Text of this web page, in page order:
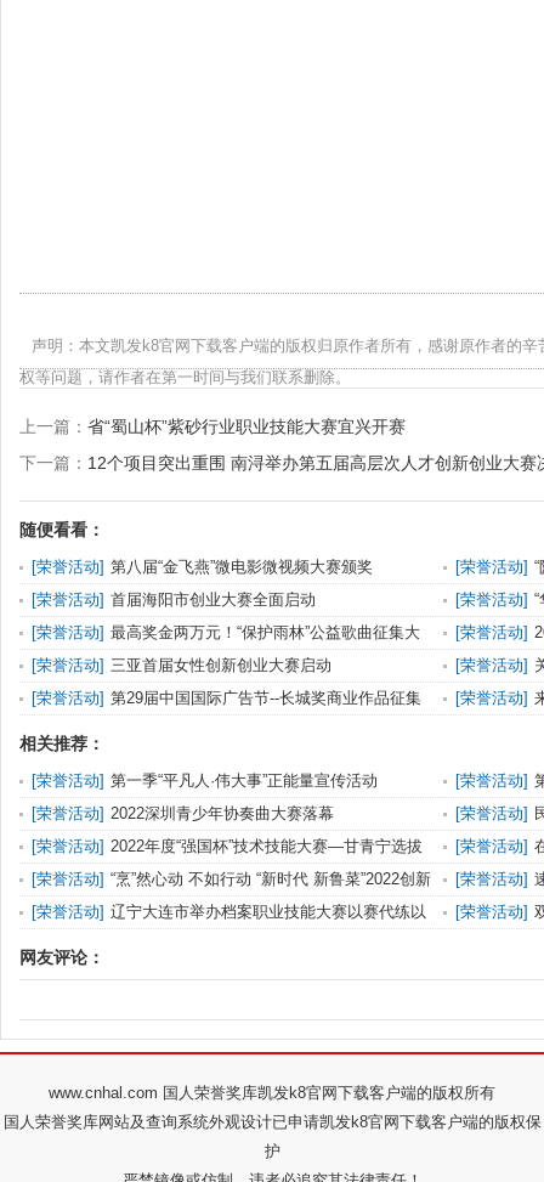
声明：本文凯发k8官网下载客户端的版权归原作者所有，感谢原作者的
权等问题，请作者在第一时间与我们联系删除。
上一篇： 省“蜀山杯”紫砂行业职业技能大赛宜兴开赛
下一篇： 12个项目突出重围 南浔举办第五届高层次人才创新创业大赛
随便看看：
[荣誉活动] 第八届“金飞燕”微电影微视频大赛颁奖 [荣誉活动]
赛活动公告
[荣誉活动] 首届海阳市创业大赛全面启动 [荣誉活动]
文大赛启动
[荣誉活动] 最高奖金两万元！“保护雨林”公益歌曲征集大
赛启动
[荣誉活动]
[荣誉活动] 三亚首届女性创新创业大赛启动 [荣誉活动]
知
[荣誉活动] 第29届中国国际广告节--长城奖商业作品征集
大赛开赛
[荣誉活动]
相关推荐：
[荣誉活动] 第一季“平凡人·伟大事”正能量宣传活动 [荣誉活动]
决赛、总决赛
[荣誉活动] 2022深圳青少年协奏曲大赛落幕 [荣誉活动]
行
[荣誉活动] 2022年度“强国杯”技术技能大赛—甘青宁选拔
赛暨区块链技术
[荣誉活动]
非物质文化遗
[荣誉活动] “烹”然心动 不如行动 “新时代 新鲁菜”2022创新
大赛火
[荣誉活动]
[荣誉活动] 辽宁大连市举办档案职业技能大赛以赛代练以
[荣誉活动]
网友评论：
www.cnhal.com 国人荣誉奖库凯发k8官网下载客户端的版权所有
国人荣誉奖库网站及查询系统外观设计已申请凯发k8官网下载客户端的版权保
护